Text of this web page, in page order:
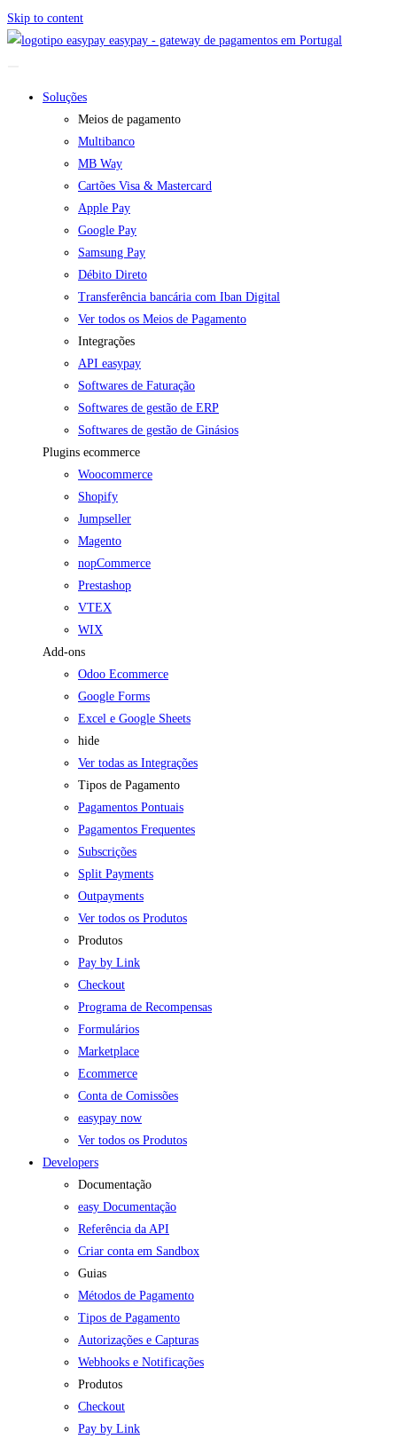
Skip to content
easypay - gateway de pagamentos em Portugal
Soluções
Meios de pagamento
Multibanco
MB Way
Cartões Visa & Mastercard
Apple Pay
Google Pay
Samsung Pay
Débito Direto
Transferência bancária com Iban Digital
Ver todos os Meios de Pagamento
Integrações
API easypay
Softwares de Faturação
Softwares de gestão de ERP
Softwares de gestão de Ginásios
Plugins ecommerce
Woocommerce
Shopify
Jumpseller
Magento
nopCommerce
Prestashop
VTEX
WIX
Add-ons
Odoo Ecommerce
Google Forms
Excel e Google Sheets
hide
Ver todas as Integrações
Tipos de Pagamento
Pagamentos Pontuais
Pagamentos Frequentes
Subscrições
Split Payments
Outpayments
Ver todos os Produtos
Produtos
Pay by Link
Checkout
Programa de Recompensas
Formulários
Marketplace
Ecommerce
Conta de Comissões
easypay now
Ver todos os Produtos
Developers
Documentação
easy Documentação
Referência da API
Criar conta em Sandbox
Guias
Métodos de Pagamento
Tipos de Pagamento
Autorizações e Capturas
Webhooks e Notificações
Produtos
Checkout
Pay by Link